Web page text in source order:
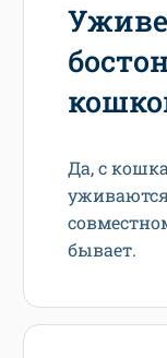
Да, с
бывает.